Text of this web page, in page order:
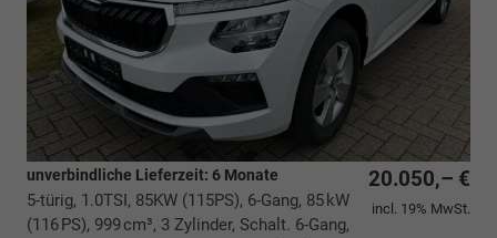
20.050,– €
incl. 19% MwSt.
unverbindliche Lieferzeit: 6 Monate
5-türig, 1.0TSI, 85KW (115PS), 6-Gang, 85 kW
(116 PS), 999 cm³, 3 Zylinder, Schalt. 6-Gang,